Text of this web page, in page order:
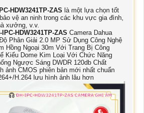
HDW3241TP-ZAS là một lựa chọn tốt
vệ an ninh trong các khu vực gia đình,
xưởng, v.v.
IPC-HDW3241TP-ZAS Camera Dahua
Phân Giải 2.0 MP Sử Dụng Công Nghệ
Hồng Ngoại 30m Với Trang Bị Công
Kiểu Dome Kim Loại Với Chức Năng
Ngược Sáng DWDR 120db Chất
ảnh CMOS phiên bản mới nhất chuẩn
H.264 lưu hình ảnh lâu hơn